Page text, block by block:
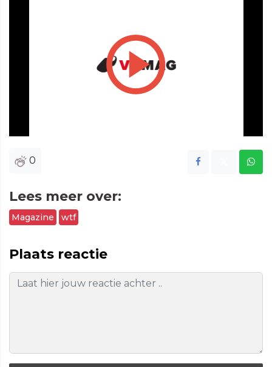
Play
0
Lees meer over:
Magazine wtf
Plaats reactie